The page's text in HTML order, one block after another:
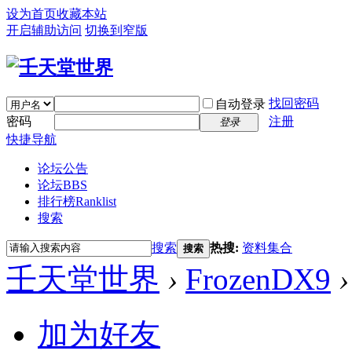
设为首页收藏本站
开启辅助访问 切换到窄版
自动登录 找回密码
密码
登录
注册
快捷导航
论坛公告
论坛BBS
排行榜Ranklist
搜索
搜索 搜索 热搜: 资料集合
壬天堂世界 › FrozenDX9 ›
加为好友